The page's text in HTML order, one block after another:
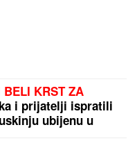
BELI KRST ZA
i prijatelji ispratili
ubijenu u